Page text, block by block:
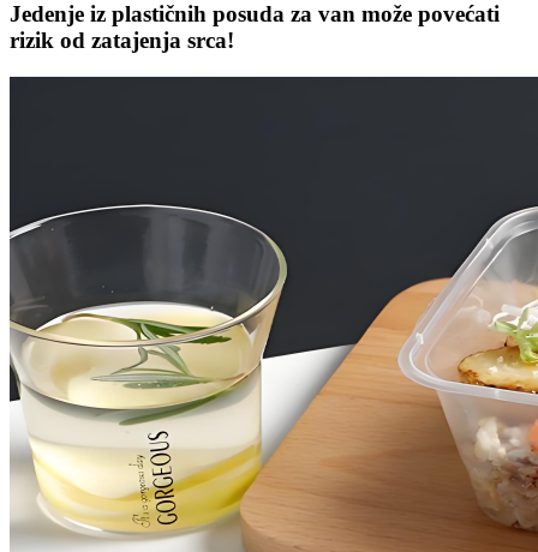
Jedenje iz plastičnih posuda za van može povećati
rizik od zatajenja srca!